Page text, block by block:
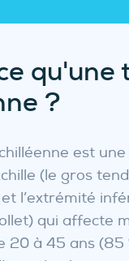
qu'une
?
est
(le gros
l’extrémité
qui affecte
20 à 45 ans (85